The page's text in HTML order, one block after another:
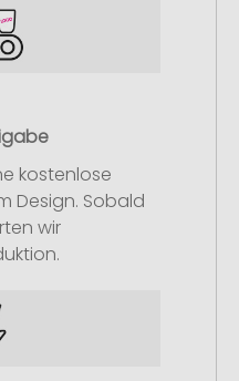
kostenlose
Design. Sobald
wir